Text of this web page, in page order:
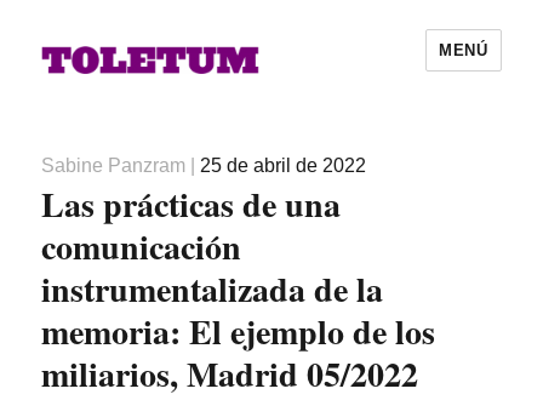
MENÚ
Autor
Sabine Panzram
Publicado
el
25 de abril de 2022
Las prácticas de una
comunicación
instrumentalizada de la
memoria: El ejemplo de los
miliarios, Madrid 05/2022